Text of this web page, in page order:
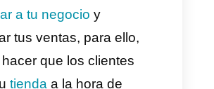
a lo que tu cliente gasta en
no es necesario
de más en un obsequio